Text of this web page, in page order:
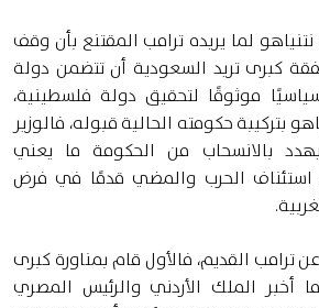
لما يريده ترامب المقتنع بأن وقف
كبرى تريد السعودية أن تتضمن دولة
موثوقًا لتحقيق دولة فلسطينية،
بتركيبة حكومته الحالية قبوله، فالوزير
بالانسحاب من الحكومة ما يعني
استئناف الحرب والمضي قدمًا في فرض
ترامب القديم، فالأول قام بمناورة كبرى
أخبر الملك الأردني والرئيس المصري